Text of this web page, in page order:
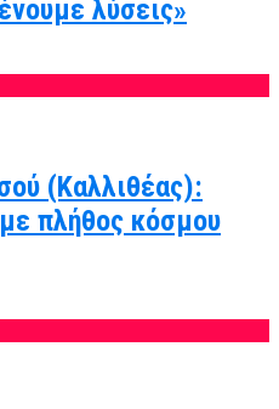
λύσεις»
(Καλλιθέας):
πλήθος κόσμου